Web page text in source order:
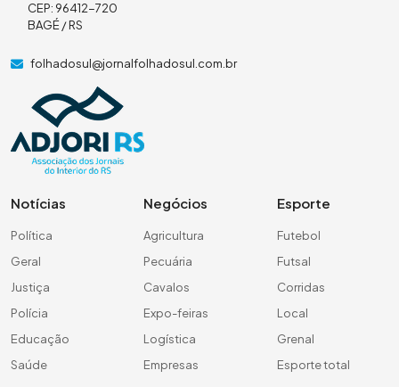
CEP: 96412-720
BAGÉ / RS
folhadosul@jornalfolhadosul.com.br
Notícias
Política
Geral
Justiça
Polícia
Educação
Saúde
Negócios
Agricultura
Pecuária
Cavalos
Expo-feiras
Logística
Empresas
Esporte
Futebol
Futsal
Corridas
Local
Grenal
Esporte total